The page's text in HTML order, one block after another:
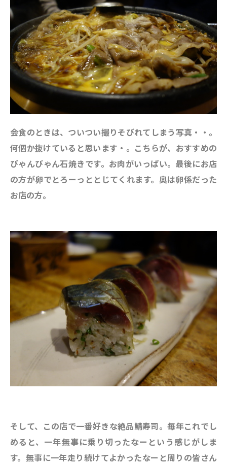
会食のときは、ついつい撮りそびれてしまう写真・・。
何個か抜けていると思います・。こちらが、おすすめの
びゃんびゃん石焼きです。お肉がいっぱい。最後にお店
の方が卵でとろーっととじてくれます。奥は卵係だった
お店の方。
そして、この店で一番好きな絶品鯖寿司。毎年これでし
めると、一年無事に乗り切ったなーという感じがしま
す。無事に一年走り続けてよかったなーと周りの皆さん